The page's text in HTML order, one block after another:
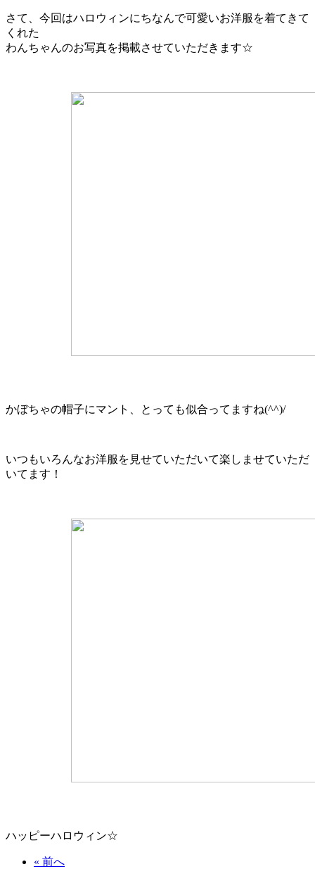
さて、今回はハロウィンにちなんで可愛いお洋服を着てきて
くれた
わんちゃんのお写真を掲載させていただきます☆
かぼちゃの帽子にマント、とっても似合ってますね(^^)/
いつもいろんなお洋服を見せていただいて楽しませていただ
いてます！
ハッピーハロウィン☆
« 前へ